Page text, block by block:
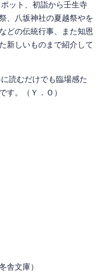
ット、初詣から壬生寺
、八坂神社の夏越祭やを
どの伝統行事、また知恩
新しいものまで紹介して
読むだけでも臨場感た
す。（Ｙ．Ｏ）
舎文庫）